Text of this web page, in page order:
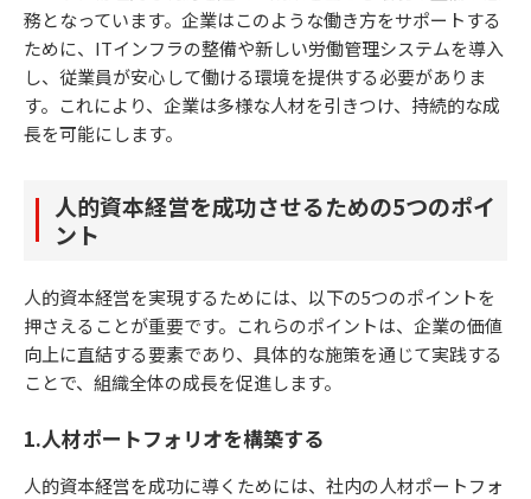
務となっています。企業はこのような働き方をサポートする
ために、ITインフラの整備や新しい労働管理システムを導入
し、従業員が安心して働ける環境を提供する必要がありま
す。これにより、企業は多様な人材を引きつけ、持続的な成
長を可能にします。
人的資本経営を成功させるための5つのポイ
ント
人的資本経営を実現するためには、以下の5つのポイントを
押さえることが重要です。これらのポイントは、企業の価値
向上に直結する要素であり、具体的な施策を通じて実践する
ことで、組織全体の成長を促進します。
1.人材ポートフォリオを構築する
人的資本経営を成功に導くためには、社内の人材ポートフォ